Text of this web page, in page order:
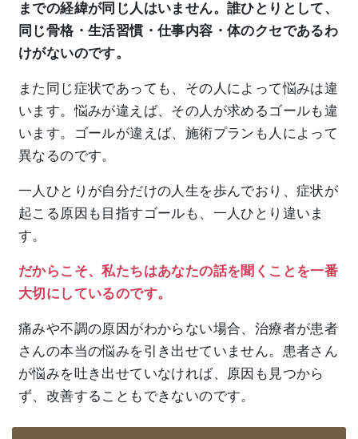
までの経緯が同じ人はいません。誰ひとりとして、
同じ骨格・生活習慣・仕事内容・体のクセであるわ
けがないのです。
また同じ症状であっても、その人によって悩みは違
います。悩みが違えば、その人が求めるゴールも違
います。ゴールが違えば、施術プランも人によって
異なるのです。
一人ひとりが自分だけの人生を歩んでおり、症状が
起こる原因も目指すゴールも、一人ひとり違いま
す。
だからこそ、私たちはあなたの話を聞くことを一番
大切にしているのです。
痛みや不調の原因がわからない場合、治療者が患者
さんの本当の悩みを引き出せていません。患者さん
が悩みを吐き出せていなければ、原因も見つから
ず、改善することもできないのです。